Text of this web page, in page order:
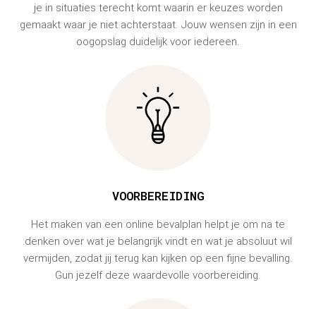
je in situaties terecht komt waarin er keuzes worden
gemaakt waar je niet achterstaat. Jouw wensen zijn in een
oogopslag duidelijk voor iedereen.
VOORBEREIDING
Het maken van een online bevalplan helpt je om na te
denken over wat je belangrijk vindt en wat je absoluut wil
vermijden, zodat jij terug kan kijken op een fijne bevalling.
Gun jezelf deze waardevolle voorbereiding.